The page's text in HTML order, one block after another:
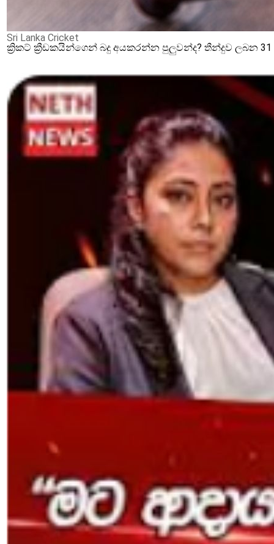
Sri Lanka Cricket
ක්‍රිකට් ක්‍රීඩකයින්ගෙන් බදු අයකරන්න පුලුවන්ද? තීන්දුව ලබන 31